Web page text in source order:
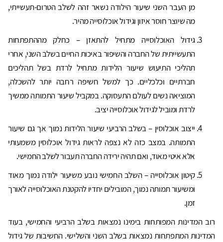
מן העבר השני שיעור הילודה נשאר זהה לשלב הטרום-תעשייתי,
מה שיוצר חוסר איזון וגידול אוכלוסייה מהיר.
גידול האוכלוסייה מתחיל להתאזן – כחלק מההתפתחות
התעשייתית של החברה והשיפור באיכות החיים בשלב השני, אחרי
תהליכי התיעוש שיעור הלידות מתחיל לרדת בשל תהליכים
חברתיים וכלכליים. כך למשל חשיפה רחבה יותר להשכלה,
המוציאה נשים לעולם התעסוקה. במקביל שיעור התמותה ממשיך
לרדת ומוביל לגידול אוכלוסייה יציב.
ייצוב אוכלוסין – בשלב הרביעי שיעור הלידות נמוך אך גם שיעור
התמותה. במצב כזה לא נצפה לראות גידול אוכלוסין משמעותי
אלא איטי מאוד, ואם תהיה ירידה החברה תעבור לשלב החמישי.
קיטון אוכלוסייה – השלב החמישי נובע משיעור ילודה נמוך מאוד
ומשיעור תמותה נמוך, המובילים יחדיו להקטנת האוכלוסייה לאורך
זמן.
רוב המדינות המפותחות בימינו נמצאות בשלב הרביעי והחמישי, בעוד
המדינות המתפתחות נמצאות בשלב השני והשלישי. החשיבות של גידול